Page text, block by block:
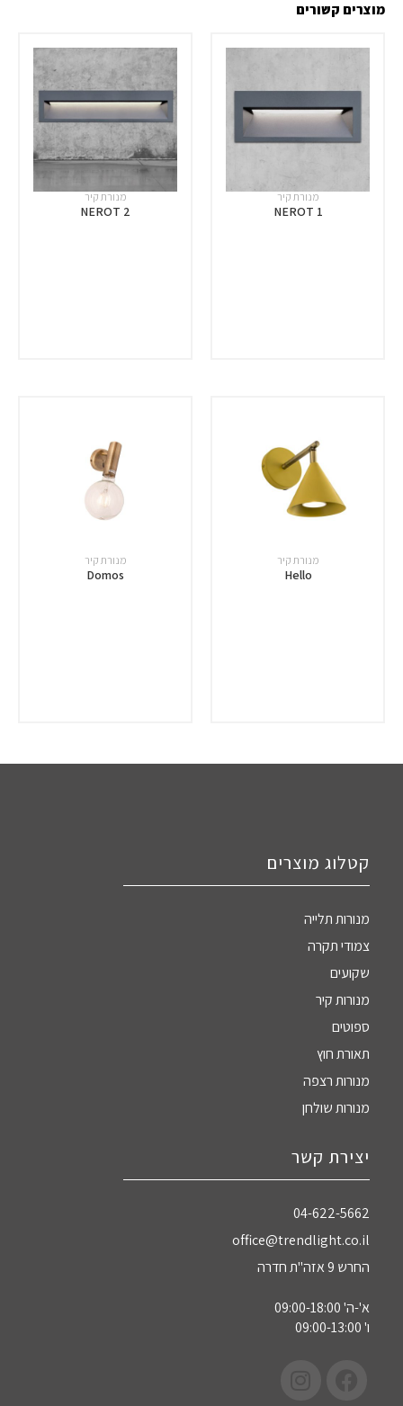
מוצרים קשורים
מנורת קיר
NEROT 1
מנורת קיר
NEROT 2
מנורת קיר
Hello
מנורת קיר
Domos
קטלוג מוצרים
מנורות תלייה
צמודי תקרה
שקועים
מנורות קיר
ספוטים
תאורת חוץ
מנורות רצפה
מנורות שולחן
יצירת קשר
04-622-5662‏
office@trendlight.co.il
החרש 9 אזה"ת חדרה
א'-ה' 09:00-18:00
ו' 09:00-13:00